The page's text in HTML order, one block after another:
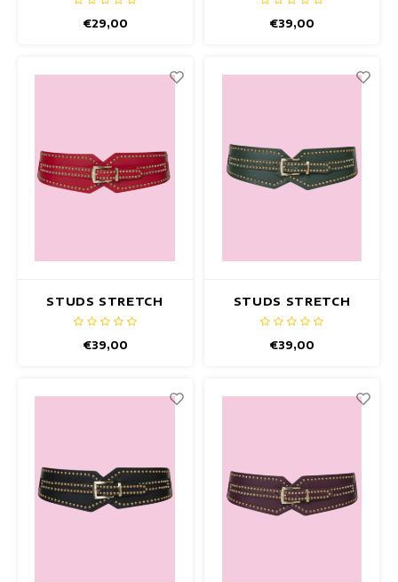
€29,00
€39,00
STUDS STRETCH
GÜRTEL ROT
€39,00
STUDS STRETCH
GÜRTEL GRÜN
€39,00